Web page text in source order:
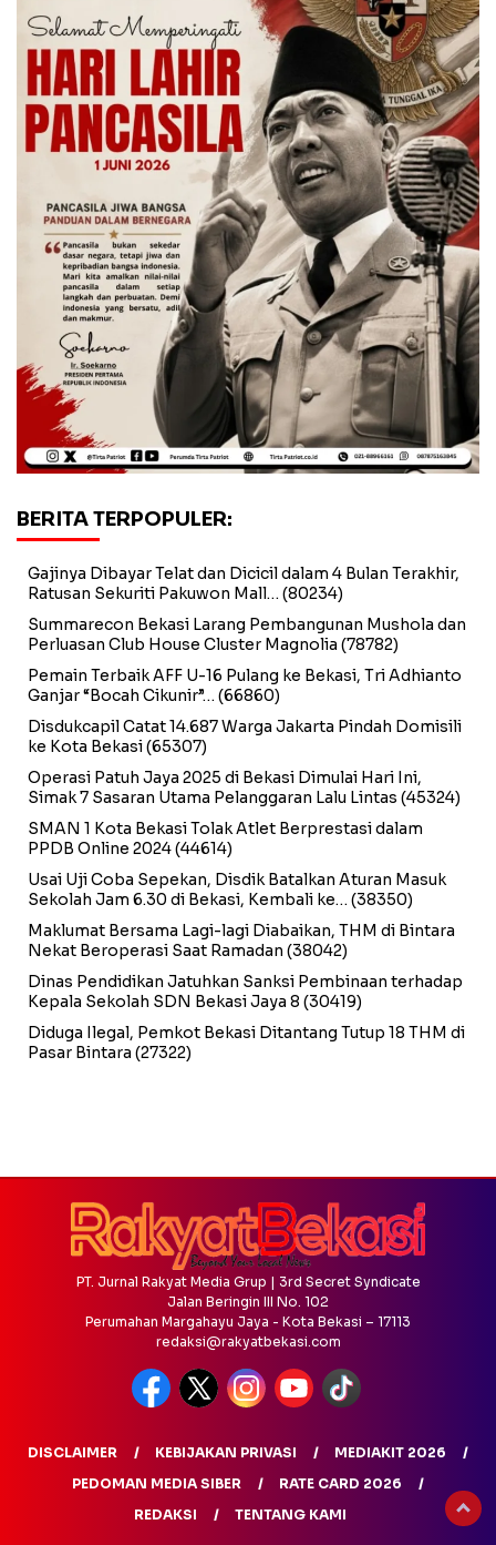
BERITA TERPOPULER:
Gajinya Dibayar Telat dan Dicicil dalam 4 Bulan Terakhir,
Ratusan Sekuriti Pakuwon Mall… (80234)
Summarecon Bekasi Larang Pembangunan Mushola dan
Perluasan Club House Cluster Magnolia (78782)
Pemain Terbaik AFF U-16 Pulang ke Bekasi, Tri Adhianto
Ganjar “Bocah Cikunir”… (66860)
Disdukcapil Catat 14.687 Warga Jakarta Pindah Domisili
ke Kota Bekasi(65307)
Operasi Patuh Jaya 2025 di Bekasi Dimulai Hari Ini,
Simak 7 Sasaran Utama Pelanggaran Lalu Lintas (45324)
SMAN 1 Kota Bekasi Tolak Atlet Berprestasi dalam
PPDB Online 2024(44614)
Usai Uji Coba Sepekan, Disdik Batalkan Aturan Masuk
Sekolah Jam 6.30 di Bekasi, Kembali ke… (38350)
Maklumat Bersama Lagi-lagi Diabaikan, THM di Bintara
Nekat Beroperasi Saat Ramadan (38042)
Dinas Pendidikan Jatuhkan Sanksi Pembinaan terhadap
Kepala Sekolah SDN Bekasi Jaya 8 (30419)
Diduga Ilegal, Pemkot Bekasi Ditantang Tutup 18 THM di
Pasar Bintara (27322)
PT. Jurnal Rakyat Media Grup | 3rd Secret Syndicate
Jalan Beringin III No. 102
Perumahan Margahayu Jaya - Kota Bekasi – 17113
redaksi@rakyatbekasi.com
DISCLAIMER KEBIJAKAN PRIVASI
MEDIAKIT 2026
PEDOMAN MEDIA SIBER
RATE CARD 2026
REDAKSI
TENTANG KAMI